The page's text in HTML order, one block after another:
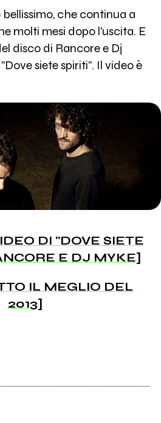
bellissimo, che continua a
molti mesi dopo l'uscita. E
disco di Rancore e Dj
siete spiriti". Il video è
DI "DOVE SIETE
E DJ MYKE]
IL MEGLIO DEL
2013]